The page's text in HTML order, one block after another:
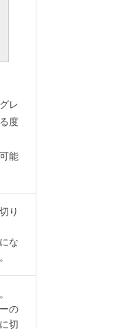
レ
度
能
り
な
の
切